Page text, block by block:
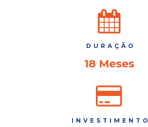
DURAÇÃO
18 Meses
INVESTIMENTO